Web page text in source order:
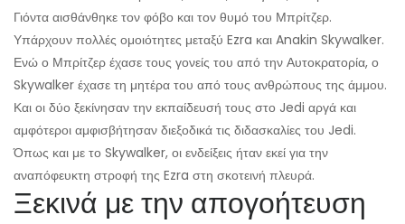
Γιόντα αισθάνθηκε τον φόβο και τον θυμό του Μπρίτζερ.
Υπάρχουν πολλές ομοιότητες μεταξύ Ezra και Anakin Skywalker.
Ενώ ο Μπρίτζερ έχασε τους γονείς του από την Αυτοκρατορία, ο
Skywalker έχασε τη μητέρα του από τους ανθρώπους της άμμου.
Και οι δύο ξεκίνησαν την εκπαίδευσή τους στο Jedi αργά και
αμφότεροι αμφισβήτησαν διεξοδικά τις διδασκαλίες του Jedi.
Όπως και με το Skywalker, οι ενδείξεις ήταν εκεί για την
αναπόφευκτη στροφή της Ezra στη σκοτεινή πλευρά.
Ξεκινά με την απογοήτευση